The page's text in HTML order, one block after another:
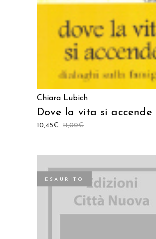
Chiara Lubich
Dove la vita si accende
11,00€
10,45€
ESAURITO